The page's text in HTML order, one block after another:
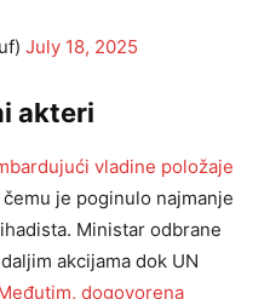
July 18, 2025
akteri
vladine položaje
je poginulo najmanje
Ministar odbrane
akcijama dok UN
dogovorena